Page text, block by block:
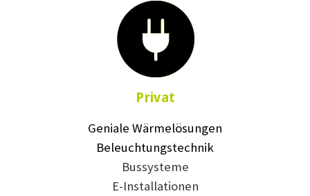
Privat
Geniale Wärmelösungen
Beleuchtungstechnik
Bussysteme
E-Installationen